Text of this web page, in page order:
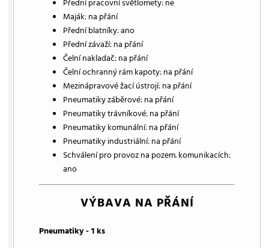
Přední pracovní světlomety: ne
Maják: na přání
Přední blatníky: ano
Přední závaží: na přání
Čelní nakladač: na přání
Čelní ochranný rám kapoty: na přání
Mezinápravové žací ústrojí: na přání
Pneumatiky záběrové: na přání
Pneumatiky trávníkové: na přání
Pneumatiky komunální: na přání
Pneumatiky industriální: na přání
Schválení pro provoz na pozem. komunikacích:
ano
VÝBAVA NA PŘÁNÍ
Pneumatiky - 1 ks